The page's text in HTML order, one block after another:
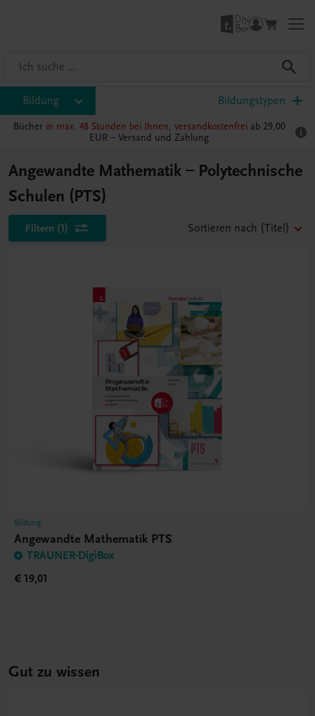
Bildung Bildungstypen
Bücher in max. 48 Stunden bei Ihnen, versandkostenfrei ab 29,00
EUR – Versand und Zahlung
Angewandte Mathematik – Polytechnische
Schulen (PTS)
Filtern (1) Sortieren nach (Titel)
Bildung
Angewandte Mathematik PTS
TRAUNER-DigiBox
€ 19,01
Gut zu wissen